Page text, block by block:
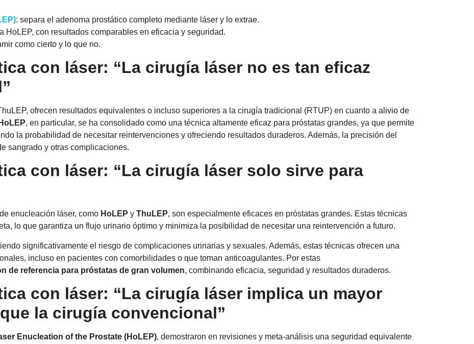
: separa el adenoma prostático completo mediante láser y lo extrae.
HoLEP, con resultados comparables en eficacia y seguridad.
como cierto y lo que no.
con láser: “La cirugía láser no es tan eficaz
ofrecen resultados equivalentes o incluso superiores a la cirugía tradicional (RTUP) en cuanto a alivio de
HoLEP, en particular, se ha consolidado como una técnica altamente eficaz para próstatas grandes, ya que permite
la probabilidad de necesitar reintervenciones y ofreciendo resultados duraderos. Además, la precisión del
sangrado y otras complicaciones.
con láser: “La cirugía láser solo sirve para
enucleación láser, como HoLEP y ThuLEP, son especialmente eficaces en próstatas grandes. Estas técnicas
lo que garantiza un flujo urinario óptimo y minimiza la posibilidad de necesitar una reintervención a futuro.
significativamente el riesgo de complicaciones urinarias y sexuales. Además, estas técnicas ofrecen una
incluso en pacientes con comorbilidades o que toman anticoagulantes. Por estas
de referencia para próstatas de gran volumen, combinando eficacia, seguridad y resultados duraderos.
con láser: “La cirugía láser implica un mayor
la cirugía convencional”
Enucleation of the Prostate (HoLEP), demostraron en revisiones y meta‑análisis una seguridad equivalente